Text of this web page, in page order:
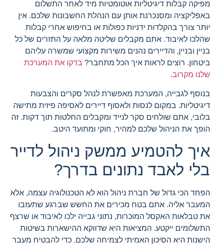
מפיקה קבלות דיגיטליות אוטומטיות מיד לאחר התשלום
באפליקציה ומסנכרנת אותן עם הנהלת החשבונות שלכם. אין
יותר צורך בהקלדות ידניות כפולות או בחיפוש אחרי קבלות
שהלכו לאיבוד. אתם מקבלים שליטה מלאה על התזרים של כל
בניין ובניין, והדיירים נהנים משירות מקצועי שמשרה עליהם
ביטחון. רוצים לראות איך הכל מתחבר? בדקו את המערכת
שלנו מקרוב.
בנוסף לגבייה, המערכת מאפשרת לנהל סקרים והצבעות
דיגיטליות. במקום לנסות ולאסוף דיירים לאסיפה פיזית מתישה
בלובי, אתם שולחים סקר לנייד ומקבלים החלטות תוך דקות. זה
הופך את הניהול שלכם למהיר, חוקי ומתועד היטב.
איך להטמיע ממשק ניהול לדייר
בלי לאבד נתונים בדרך?
הפחד הכי גדול של חברת ניהול הוא לא הטכנולוגיה עצמה, אלא
המעבר אליה. אתם בטח מכירים את החשש שברגע שתעזבו
את טבלאות האקסל המוכרות, נתוני גבייה ילכו לאיבוד או שרצף
התשלומים ייקטע. המציאות היא שדווקא ההישארות בשיטות
הישנות היא הסיכון האמיתי לצמיחה שלכם. כדי להבטיח מעבר